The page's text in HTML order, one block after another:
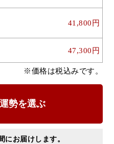
41,800円
47,300円
※価格は税込みです。
にお届けします。